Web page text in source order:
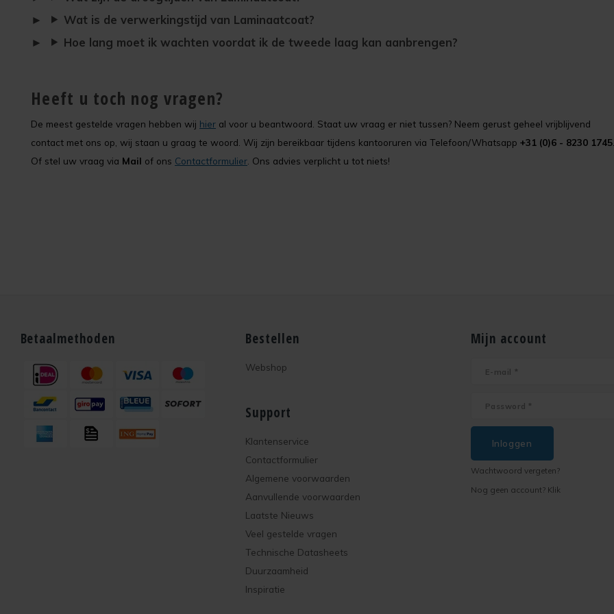
Wat is de verwerkingstijd van Laminaatcoat?
Hoe lang moet ik wachten voordat ik de tweede laag kan aanbrengen?
Heeft u toch nog vragen?
De meest gestelde vragen hebben wij hier al voor u beantwoord. Staat uw vraag er niet tussen? Neem gerust geheel vrijblijvend
contact met ons op, wij staan u graag te woord. Wij zijn bereikbaar tijdens kantooruren via Telefoon/Whatsapp +31 (0)6 - 8230 1745
Of stel uw vraag via Mail of ons Contactformulier . Ons advies verplicht u tot niets!
Betaalmethoden Bestellen
Webshop
Support
Klantenservice
Contactformulier
Algemene voorwaarden
Aanvullende voorwaarden
Laatste Nieuws
Veel gestelde vragen
Technische Datasheets
Duurzaamheid
Inspiratie
Mijn account
Inloggen
Wachtwoord vergeten?
Nog geen account? Klik